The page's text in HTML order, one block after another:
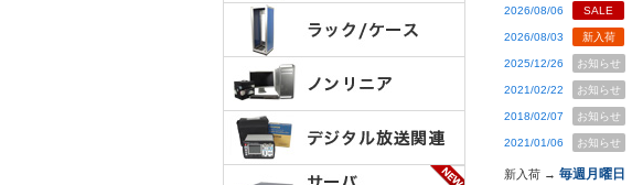
2026/08/06 SALE
2026/08/03 新入荷
2025/12/26 お知らせ
2021/02/22 お知らせ
2018/02/07 お知らせ
2021/01/06 お知らせ
新入荷 → 毎週月曜日